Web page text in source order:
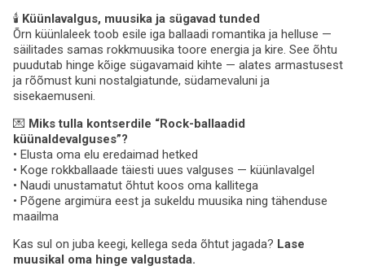
🕯 Küünlavalgus, muusika ja sügavad tunded
Õrn küünlaleek toob esile iga ballaadi romantika ja helluse —
säilitades samas rokkmuusika toore energia ja kire. See õhtu
puudutab hinge kõige sügavamaid kihte — alates armastusest
ja rõõmust kuni nostalgiatunde, südamevaluni ja
sisekaemuseni.
💌 Miks tulla kontserdile “Rock-ballaadid
küünaldevalguses”?
• Elusta oma elu eredaimad hetked
• Koge rokkballaade täiesti uues valguses — küünlavalgel
• Naudi unustamatut õhtut koos oma kallitega
• Põgene argimüra eest ja sukeldu muusika ning tähenduse
maailma
Kas sul on juba keegi, kellega seda õhtut jagada? Lase
muusikal oma hinge valgustada.